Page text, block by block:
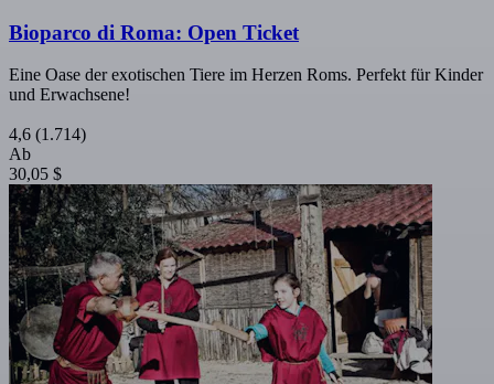
Bioparco di Roma: Open Ticket
Eine Oase der exotischen Tiere im Herzen Roms. Perfekt für Kinder
und Erwachsene!
4,6 (1.714)
Ab
30,05 $